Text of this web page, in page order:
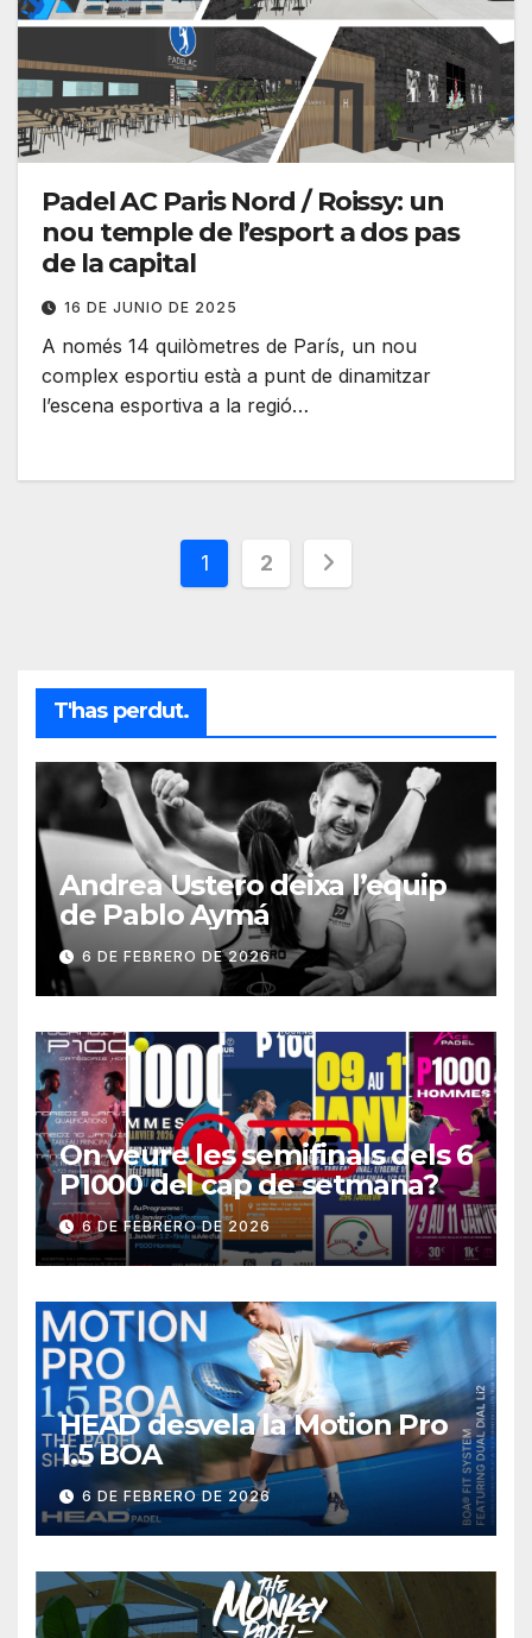
Padel AC Paris Nord / Roissy: un
nou temple de l’esport a dos pas
de la capital
16 DE JUNIO DE 2025
A només 14 quilòmetres de París, un nou
complex esportiu està a punt de dinamitzar
l’escena esportiva a la regió…
Paginación
1 2
T'has perdut.
Andrea Ustero deixa l’equip
de Pablo Aymá
6 DE FEBRERO DE 2026
On veure les semifinals dels 6
P1000 del cap de setmana?
6 DE FEBRERO DE 2026
HEAD desvela la Motion Pro
1.5 BOA
6 DE FEBRERO DE 2026